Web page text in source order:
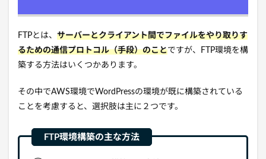
FTPとは、 サーバーとクライアント間でファイルをやり取りす
るための通信プロトコル（手段）のことですが、FTP環境を構
築する方法はいくつかあります。
その中でAWS環境でWordPressの環境が既に構築されている
ことを考慮すると、選択肢は主に２つです。